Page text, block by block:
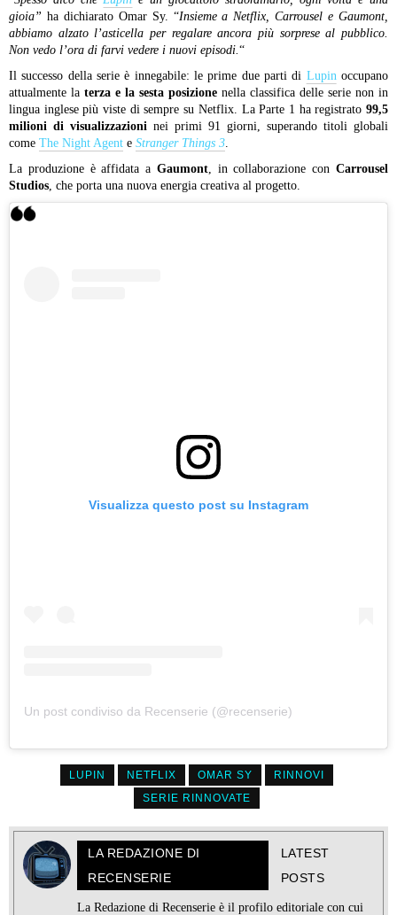
gioia” ha dichiarato Omar Sy. “Insieme a Netflix, Carrousel e Gaumont,
abbiamo alzato l’asticella per regalare ancora più sorprese al pubblico.
Non vedo l’ora di farvi vedere i nuovi episodi.“
Il successo della serie è innegabile: le prime due parti di Lupinoccupano
attualmente la terza e la sesta posizione nella classifica delle serie non in
lingua inglese più viste di sempre su Netflix. La Parte 1 ha registrato 99,5
milioni di visualizzazioni nei primi 91 giorni, superando titoli globali
come The Night Agent e Stranger Things 3.
La produzione è affidata a Gaumont, in collaborazione conCarrousel
Studios, che porta una nuova energia creativa al progetto.
Visualizza questo post su Instagram
Un post condiviso da Recenserie (@recenserie)
LUPIN NETFLIX OMAR SY
RINNOVI
SERIE RINNOVATE
LA REDAZIONE DI
RECENSERIE
LATEST
POSTS
La Redazione di Recenserie è il profilo editoriale con cui